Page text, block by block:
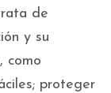
de
y su
como
proteger